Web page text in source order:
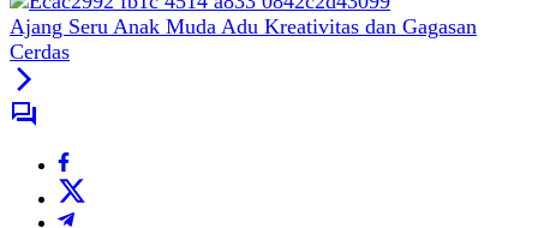
Ajang Seru Anak Muda Adu Kreativitas dan Gagasan
Cerdas